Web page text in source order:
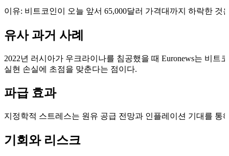
이유: 비트코인이 오늘 앞서 65,000달러 가격대까지 하락한
유사 과거 사례
2022년 러시아가 우크라이나를 침공했을 때 Euronews는 비트
실현 손실에 초점을 맞춘다는 점이다.
파급 효과
지정학적 스트레스는 원유 공급 전망과 인플레이션 기대를
기회와 리스크